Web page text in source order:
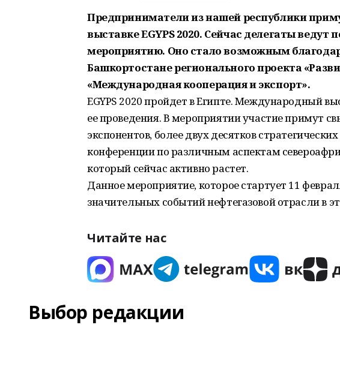
Предприниматели из нашей республики
выставке EGYPS 2020. Сейчас делегаты ведут
мероприятию. Оно стало возможным
Башкортостане регионального проекта
«Международная кооперация и экспорт».
EGYPS 2020 пройдет в Египте. Международный
ее проведения. В мероприятии участие примут
экспонентов, более двух десятков
конференции по различным аспектам
который сейчас активно растет.
Данное мероприятие, которое стартует 11
значительных событий нефтегазовой отрасли в
Читайте нас
Выбор редакции